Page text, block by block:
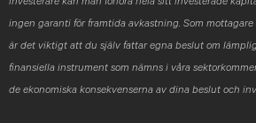
ingen garanti för framtida avkastning. Som
är det viktigt att du själv fattar egna beslut om
finansiella instrument som nämns i våra
de ekonomiska konsekvenserna av dina beslut och